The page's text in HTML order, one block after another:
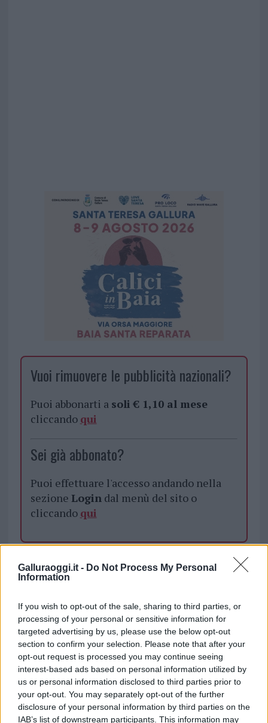
Galluraoggi.it - Do Not Process My Personal
Information
If you wish to opt-out of the sale, sharing to third parties, or
processing of your personal or sensitive information for
targeted advertising by us, please use the below opt-out
section to confirm your selection. Please note that after your
opt-out request is processed you may continue seeing
interest-based ads based on personal information utilized by
us or personal information disclosed to third parties prior to
your opt-out. You may separately opt-out of the further
disclosure of your personal information by third parties on the
IAB’s list of downstream participants. This information may
Vuoi rimuovere le pubblicità nazionali?
Puoi abbonarti a soli € 1,10 al mese
cliccando qui
Sei già abbonato?
Puoi effettuare l'accesso andando nella
sezione Login dal menù del sito o
cliccando qui
Entra nel canale telegram di
GalluraOggi.it
Inviaci le tue segnalazioni,
i tuoi video e le tue foto
Su WhatsApp al numero +39